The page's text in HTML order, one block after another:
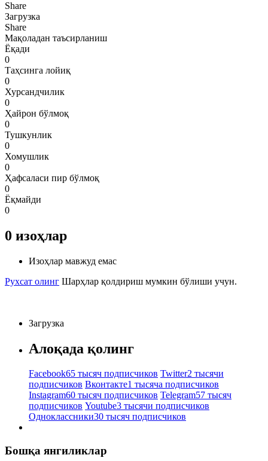
Share
Загрузка
Share
Мақоладан таъсирланиш
Ёқади
0
Таҳсинга лойиқ
0
Хурсандчилик
0
Ҳайрон бўлмоқ
0
Тушкунлик
0
Хомушлик
0
Ҳафсаласи пир бўлмоқ
0
Ёқмайди
0
0 изоҳлар
Изоҳлар мавжуд емас
Рухсат олинг Шарҳлар қолдириш мумкин бўлиши учун.
Загрузка
Алоқада қолинг
Facebook65 тысяч подписчиков Twitter2 тысячи
подписчиков Вконтакте1 тысяча подписчиков
Instagram60 тысяч подписчиков Telegram57 тысяч
подписчиков Youtube3 тысячи подписчиков
Одноклассники30 тысяч подписчиков
Бошқа янгиликлар